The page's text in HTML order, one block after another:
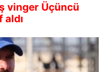
vinger Üçüncü